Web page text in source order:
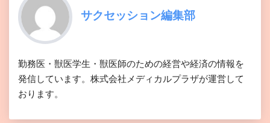
サクセッション編集部
勤務医・獣医学生・獣医師のための経営や経済の情報を
発信しています。株式会社メディカルプラザが運営して
おります。